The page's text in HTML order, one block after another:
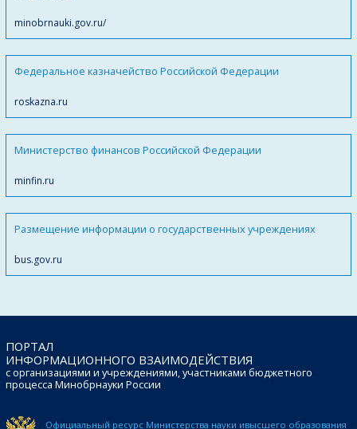
minobrnauki.gov.ru/
Федеральное казначейство Российской Федерации
roskazna.ru
Министерство финансов Российской Федерации
minfin.ru
Размещение информации о государственных учреждениях
bus.gov.ru
ПОРТАЛ
ИНФОРМАЦИОННОГО ВЗАИМОДЕЙСТВИЯ
с организациями и учреждениями, участниками бюджетного
процесса Минобрнауки России
Официальный ресурс Министерства науки ивысшего образования